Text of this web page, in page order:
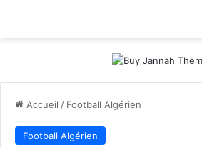
Accueil / Football Algérien
Football Algérien